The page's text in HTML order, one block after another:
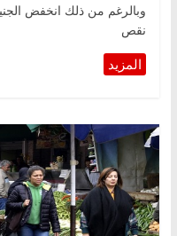
وبالرغم من ذلك انخفض
نقص